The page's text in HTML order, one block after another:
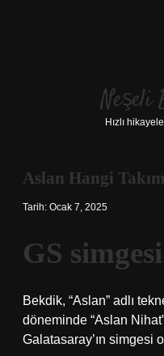
Neşeli
Hızlı
Aslan Hangi Takım
Tarih: Ocak 7, 2025
GS
Bekdik, “Aslan” adlı
döneminde “Aslan Nihat”
Galatasaray’ın simgesi